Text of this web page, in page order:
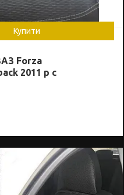
Купити
Forza
2011 р c